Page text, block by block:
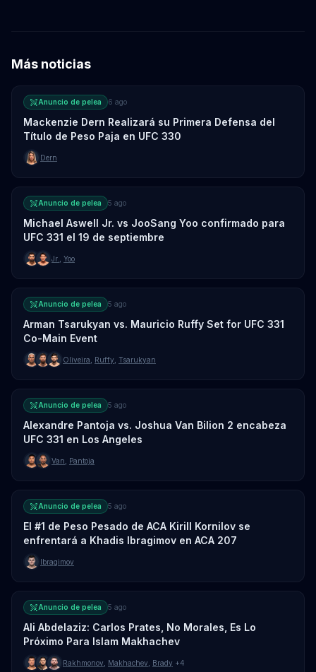
Más noticias
Anuncio de pelea 6 ago
Mackenzie Dern Realizará su Primera Defensa del
Título de Peso Paja en UFC 330
Dern
Anuncio de pelea 5 ago
Michael Aswell Jr. vs JooSang Yoo confirmado para
UFC 331 el 19 de septiembre
Jr. Yoo
Anuncio de pelea 5 ago
Arman Tsarukyan vs. Mauricio Ruffy Set for UFC 331
Co-Main Event
Oliveira Ruffy Tsarukyan
Anuncio de pelea 5 ago
Alexandre Pantoja vs. Joshua Van Bilion 2 encabeza
UFC 331 en Los Angeles
Van Pantoja
Anuncio de pelea 5 ago
El #1 de Peso Pesado de ACA Kirill Kornilov se
enfrentará a Khadis Ibragimov en ACA 207
Ibragimov
Anuncio de pelea 5 ago
Ali Abdelaziz: Carlos Prates, No Morales, Es Lo
Próximo Para Islam Makhachev
Rakhmonov Makhachev Brady +4